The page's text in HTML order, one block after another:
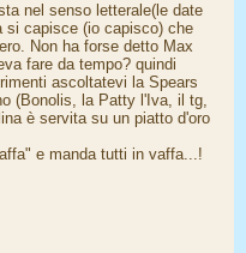
nel senso letterale(le date
si capisce (io capisco) che
Non ha forse detto Max
fare da tempo? quindi
ascoltatevi la Spears
(Bonolis, la Patty l'Iva, il tg,
è servita su un piatto d'oro
e manda tutti in vaffa...!